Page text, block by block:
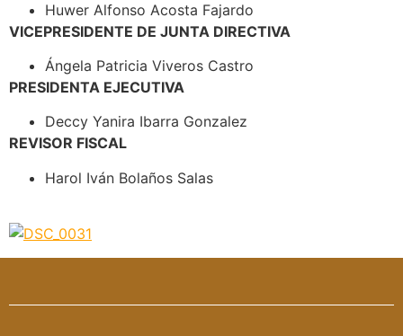
Huwer Alfonso Acosta Fajardo
VICEPRESIDENTE DE JUNTA DIRECTIVA
Ángela Patricia Viveros Castro
PRESIDENTA EJECUTIVA
Deccy Yanira Ibarra Gonzalez
REVISOR FISCAL
Harol Iván Bolaños Salas